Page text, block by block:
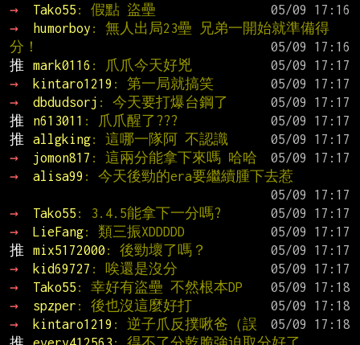
→
Tako55 : 假點 盜壘
→
humorboy : 無人出局23壘 兄弟一開始就準備得
分！
推
mark0116 : 爪爪今天好兇
→
kintaro1219 : 第一局就搞笑
→
dbdudsorj : 今天要打爆台鋼了
推
n613011 : 爪爪醒了???
推
allgking: 這哪一隊阿 不認識
→
jomon817 : 這兩分能拿下來嗎 哈哈
→
alisa99 : 今天後勁的era要繼續腫下去惹
→
Tako55 : 3.4.5能拿下一分嗎?
→
LieFang: 類三振XDDDDD
推
mix5172000 : 後勁壞了嗎？
→
kid69727 : 唉還是沒分
→
Tako55 : 幸好有盜壘 不然根本DP
→
spzper : 後也沒這麼好打
→
kintaro1219 : 逆子爪反撲啾爸（誤